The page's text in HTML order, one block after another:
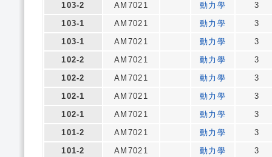
103-2
AM7021 動力學
3
103-1
AM7021 動力學
3
103-1
AM7021 動力學
3
102-2
AM7021 動力學
3
102-2
AM7021 動力學
3
102-1
AM7021 動力學
3
102-1
AM7021 動力學
3
101-2
AM7021 動力學
3
101-2
AM7021 動力學
3